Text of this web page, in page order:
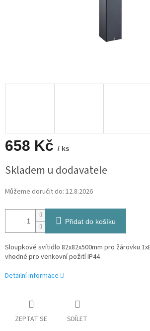
658 Kč / ks
cena:
Skladem u dodavatele
Můžeme doručit do: 12.8.2026
Přidat do košíku
Sloupkové svítidlo 82x82x500mm pro žárovku
vhodné pro venkovní požití IP44
Detailní informace
ZEPTAT SE SDÍLET